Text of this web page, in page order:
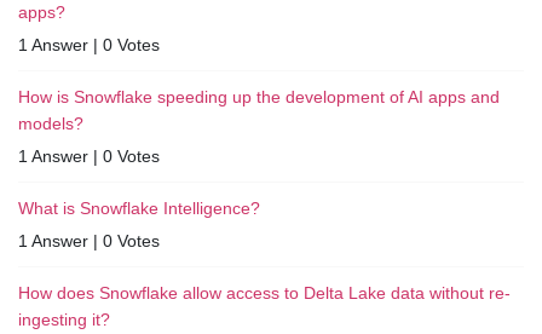
apps?
1 Answer | 0 Votes
How is Snowflake speeding up the development of AI apps and
models?
1 Answer | 0 Votes
What is Snowflake Intelligence?
1 Answer | 0 Votes
How does Snowflake allow access to Delta Lake data without re-
ingesting it?